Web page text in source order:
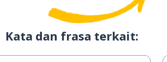
Kata dan frasa terkait: